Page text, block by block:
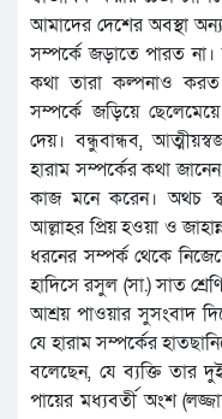
আমাদের দেশের অবস্থা
সম্পর্কে জড়াতে পারত না।
কথা তারা কল্পনাও করত
সম্পর্কে জড়িয়ে
দেয়। বন্ধুবান্ধব,
হারাম সম্পর্কের কথা
কাজ মনে করেন। অথচ
আল্লাহর প্রিয় হওয়া ও
ধরনের সম্পর্ক থেকে
হাদিসে রসুল (সা.) সাত
আশ্রয় পাওয়ার সুসংবাদ
যে হারাম সম্পর্কের
বলেছেন, যে ব্যক্তি তার
পায়ের মধ্যবর্তী অংশ